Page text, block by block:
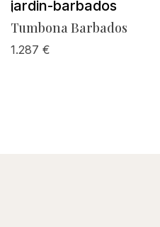
Tumbona Barbados
1.287€